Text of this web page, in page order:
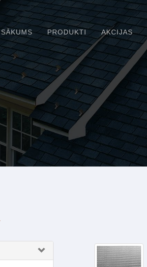
SĀKUMS PRODUKTI AKCIJAS